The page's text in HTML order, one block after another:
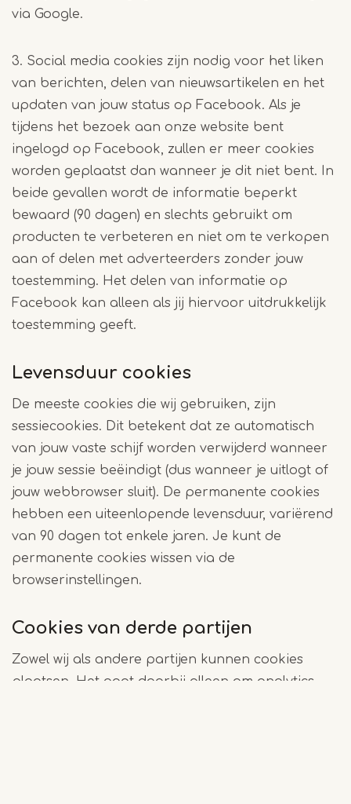
via Google.
3. Social media cookies zijn nodig voor het liken
van berichten, delen van nieuwsartikelen en het
updaten van jouw status op Facebook. Als je
tijdens het bezoek aan onze website bent
ingelogd op Facebook, zullen er meer cookies
worden geplaatst dan wanneer je dit niet bent. In
beide gevallen wordt de informatie beperkt
bewaard (90 dagen) en slechts gebruikt om
producten te verbeteren en niet om te verkopen
aan of delen met adverteerders zonder jouw
toestemming. Het delen van informatie op
Facebook kan alleen als jij hiervoor uitdrukkelijk
toestemming geeft.
Levensduur cookies
De meeste cookies die wij gebruiken, zijn
sessiecookies. Dit betekent dat ze automatisch
van jouw vaste schijf worden verwijderd wanneer
je jouw sessie beëindigt (dus wanneer je uitlogt of
jouw webbrowser sluit). De permanente cookies
hebben een uiteenlopende levensduur, variërend
van 90 dagen tot enkele jaren. Je kunt de
permanente cookies wissen via de
browserinstellingen.
Cookies van derde partijen
Zowel wij als andere partijen kunnen cookies
plaatsen. Het gaat daarbij alleen om analytics